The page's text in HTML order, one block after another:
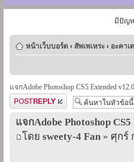
มีปัญห
หน้าเว็บบอร์ด ‹ สัพเพเหระ ‹ อะคาเ
แจกAdobe Photoshop CS5 Extended
ตอบกระทู้
แจกAdobe Photoshop
โดย sweety-4 Fan » ศุกร์